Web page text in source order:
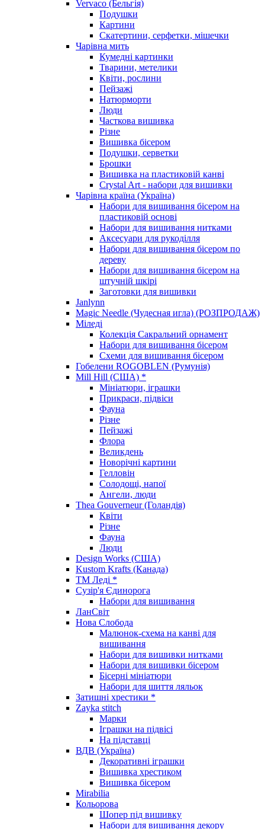
Vervaco (Бельгія)
Подушки
Картини
Скатертини, серфетки, мішечки
Чарiвна мить
Кумедні картинки
Тварини, метелики
Квіти, рослини
Пейзажі
Натюрморти
Люди
Часткова вишивка
Різне
Вишивка бісером
Подушки, серветки
Брошки
Вишивка на пластиковій канві
Crystal Art - набори для вишивки
Чарівна країна (Україна)
Набори для вишивання бісером на
пластиковій основі
Набори для вишивання нитками
Аксесуари для рукоділля
Набори для вишивання бісером по
дереву
Набори для вишивання бісером на
штучній шкірі
Заготовки для вишивки
Janlynn
Magic Needle (Чудесная игла) (РОЗПРОДАЖ)
Міледі
Колекція Сакральний орнамент
Набори для вишивання бісером
Схеми для вишивання бісером
Гобелени ROGOBLEN (Румунія)
Mill Hill (США) *
Мініатюри, іграшки
Прикраси, підвіси
Фауна
Різне
Пейзажі
Флора
Великдень
Новорічні картини
Гелловін
Солодощі, напої
Ангели, люди
Thea Gouverneur (Голандія)
Квіти
Різне
Фауна
Люди
Design Works (США)
Kustom Krafts (Канада)
ТМ Леді *
Сузір'я Єдинорога
Набори для вишивання
ЛанСвіт
Нова Слобода
Малюнок-схема на канві для
вишивання
Набори для вишивки нитками
Набори для вишивки бісером
Бісерні мініатюри
Набори для шиття ляльок
Затишні хрестики *
Zayka stitch
Марки
Іграшки на підвісі
На підставці
ВДВ (Україна)
Декоративні іграшки
Вишивка хрестиком
Вишивка бісером
Mirabilia
Кольорова
Шопер під вишивку
Набори для вишивання декору